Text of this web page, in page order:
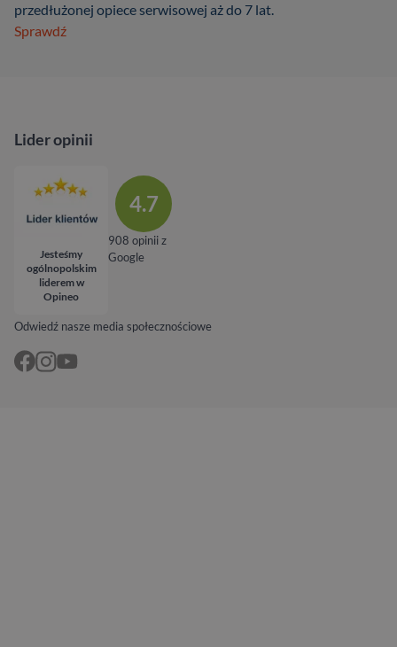
przedłużonej opiece serwisowej aż do 7 lat.
Sprawdź
Odwiedź nasze media społecznościowe
Lider opinii
Jesteśmy
ogólnopolskim
liderem w
Opineo
4.7
908 opinii z
Google